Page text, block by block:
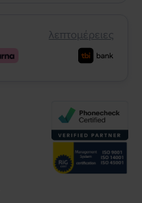
λεπτομέρειες